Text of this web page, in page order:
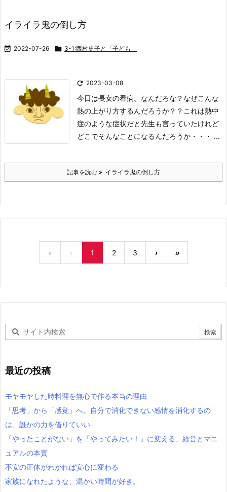
イライラ鬼の倒し方
 2022-07-26  3-1:西村史子と「子ども」
 2023-03-08
今日は長女の看病。 なんだろな？ なぜこんな
熱の上がり方するんだろうか？？ これは熱中
症のような症状だと先生も言っていたけれど
どこでそんなことになるんだろうか・・・ ...
記事を読む イライラ鬼の倒し方
« ‹ 1 2 3 › »
最近の投稿
モヤモヤした時料理を無心で作る本当の理由
「思考」から「感覚」へ。自分で消化できない感情を消化するの
は、誰かの力を借りていい
「やったことがない」を「やってみたい！」に変える、経営とマニ
ュアルの本質
不安の正体がわかれば安心に変わる
家族になれたような、温かい時間が好き。